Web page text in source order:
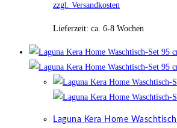
zzgl. Versandkosten
Lieferzeit: ca. 6-8 Wochen
Laguna Kera Home